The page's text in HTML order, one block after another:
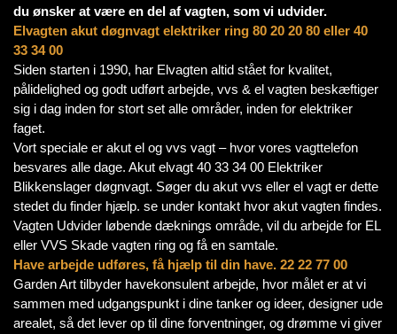
du ønsker at være en del af vagten, som vi udvider.
Elvagten akut døgnvagt elektriker ring 80 20 20 80 eller 40
33 34 00
Siden starten i 1990, har Elvagten altid stået for kvalitet,
pålidelighed og godt udført arbejde, vvs & el vagten beskæftiger
sig i dag inden for stort set alle områder, inden for elektriker
faget.
Vort speciale er akut el og vvs vagt – hvor vores vagttelefon
besvares alle dage. Akut elvagt 40 33 34 00 Elektriker
Blikkenslager døgnvagt. Søger du akut vvs eller el vagt er dette
stedet du finder hjælp. se under kontakt hvor akut vagten findes.
Vagten Udvider løbende dæknings område, vil du arbejde for EL
eller VVS Skade vagten ring og få en samtale.
Have arbejde udføres, få hjælp til din have. 22 22 77 00
Garden Art tilbyder havekonsulent arbejde, hvor målet er at vi
sammen med udgangspunkt i dine tanker og ideer, designer ude
arealet, så det lever op til dine forventninger, og drømme vi giver